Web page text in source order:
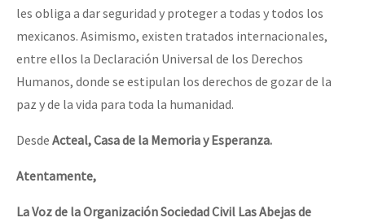
les obliga a dar seguridad y proteger a todas y todos los
mexicanos. Asimismo, existen tratados internacionales,
entre ellos la Declaración Universal de los Derechos
Humanos, donde se estipulan los derechos de gozar de la
paz y de la vida para toda la humanidad.
Desde Acteal, Casa de la Memoria y Esperanza.
Atentamente,
La Voz de la Organización Sociedad Civil Las Abejas de